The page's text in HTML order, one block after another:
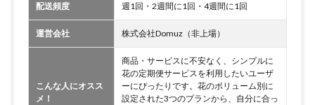
配送頻度 週1回・2週間に1回・4週間に1回
運営会社 株式会社Domuz（非上場）
こんな人にオスス
メ！
商品・サービスに不安なく、シンプルに
花の定期便サービスを利用したいユーザ
ーにぴったりです。花のボリューム別に
設定された3つのプランから、自分に合っ